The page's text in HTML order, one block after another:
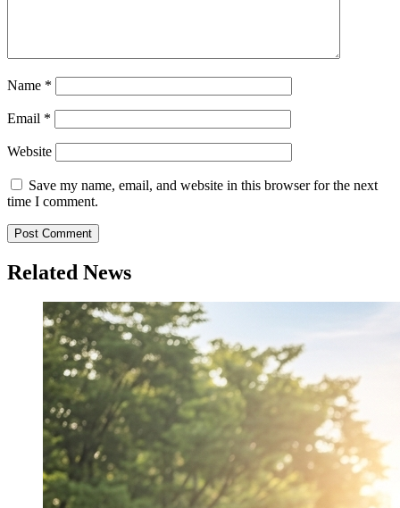
Name *
Email *
Website
Save my name, email, and website in this browser for the next
time I comment.
Related News